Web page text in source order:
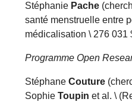
Stéphanie Pache
santé menstruelle entre
médicalisation \ 276 031
Programme Open
StéphaneCouture
SophieToupin et al. \